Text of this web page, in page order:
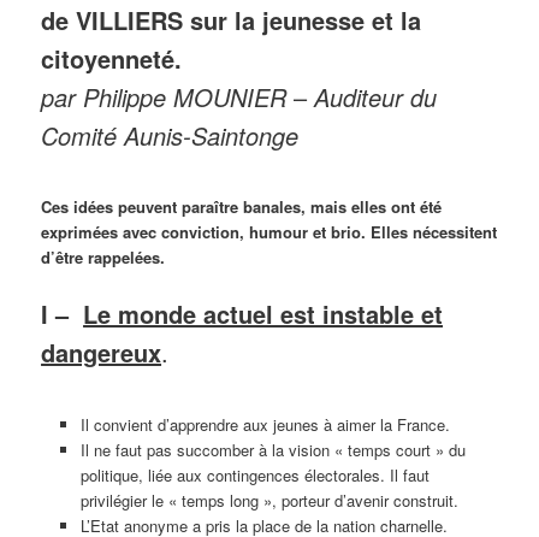
de VILLIERS sur la jeunesse et la
citoyenneté.
par Philippe MOUNIER–Auditeur du
Comité Aunis-Saintonge
Ces idées peuvent paraître banales, mais elles ont été
exprimées avec conviction, humour et brio. Elles nécessitent
d’être rappelées.
I – Le monde actuel est instable et
dangereux.
Il convient d’apprendre aux jeunes à aimer la France.
Il ne faut pas succomber à la vision « temps court » du
politique, liée aux contingences électorales. Il faut
privilégier le « temps long », porteur d’avenir construit.
L’Etat anonyme a pris la place de la nation charnelle.